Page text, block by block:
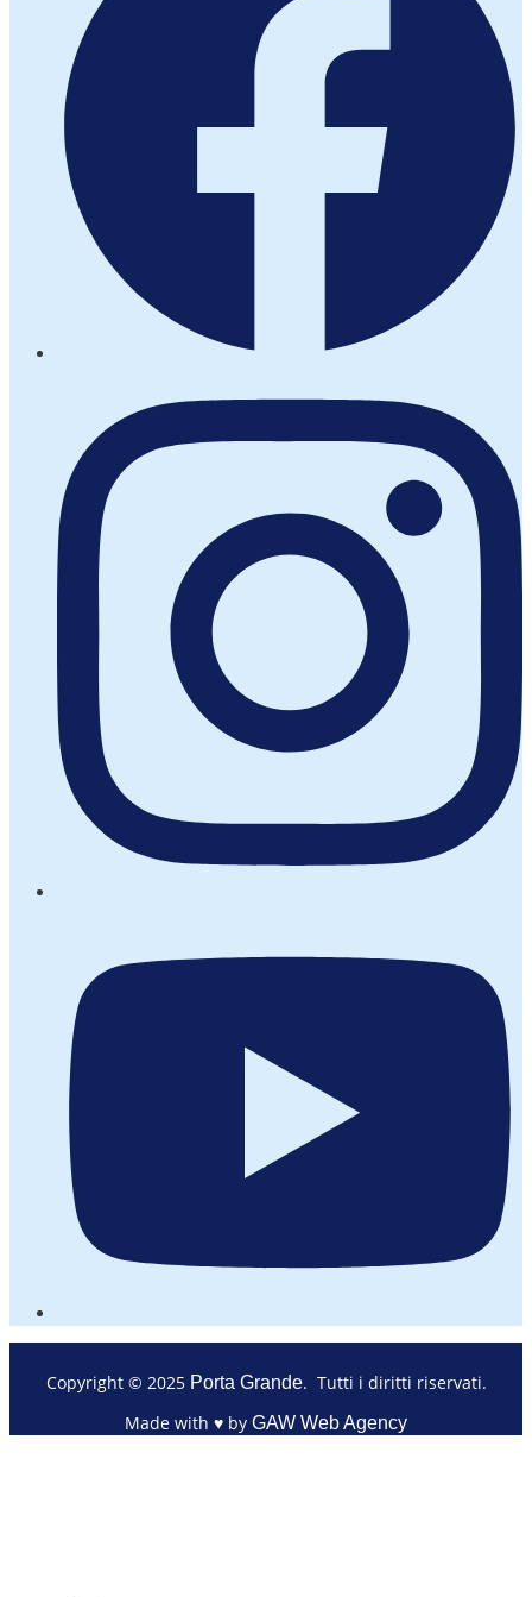
Copyright © 2025 Porta Grande. Tutti i diritti riservati.
Made with ♥ by GAW Web Agency